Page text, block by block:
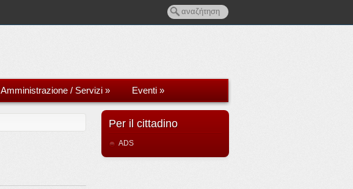
Amministrazione / Servizi » Eventi »
Per il cittadino
ADS